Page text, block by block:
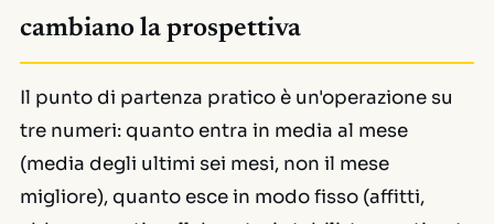
cambiano la prospettiva
Il punto di partenza pratico è un'operazione su
tre numeri: quanto entra in media al mese
(media degli ultimi sei mesi, non il mese
migliore), quanto esce in modo fisso (affitti,